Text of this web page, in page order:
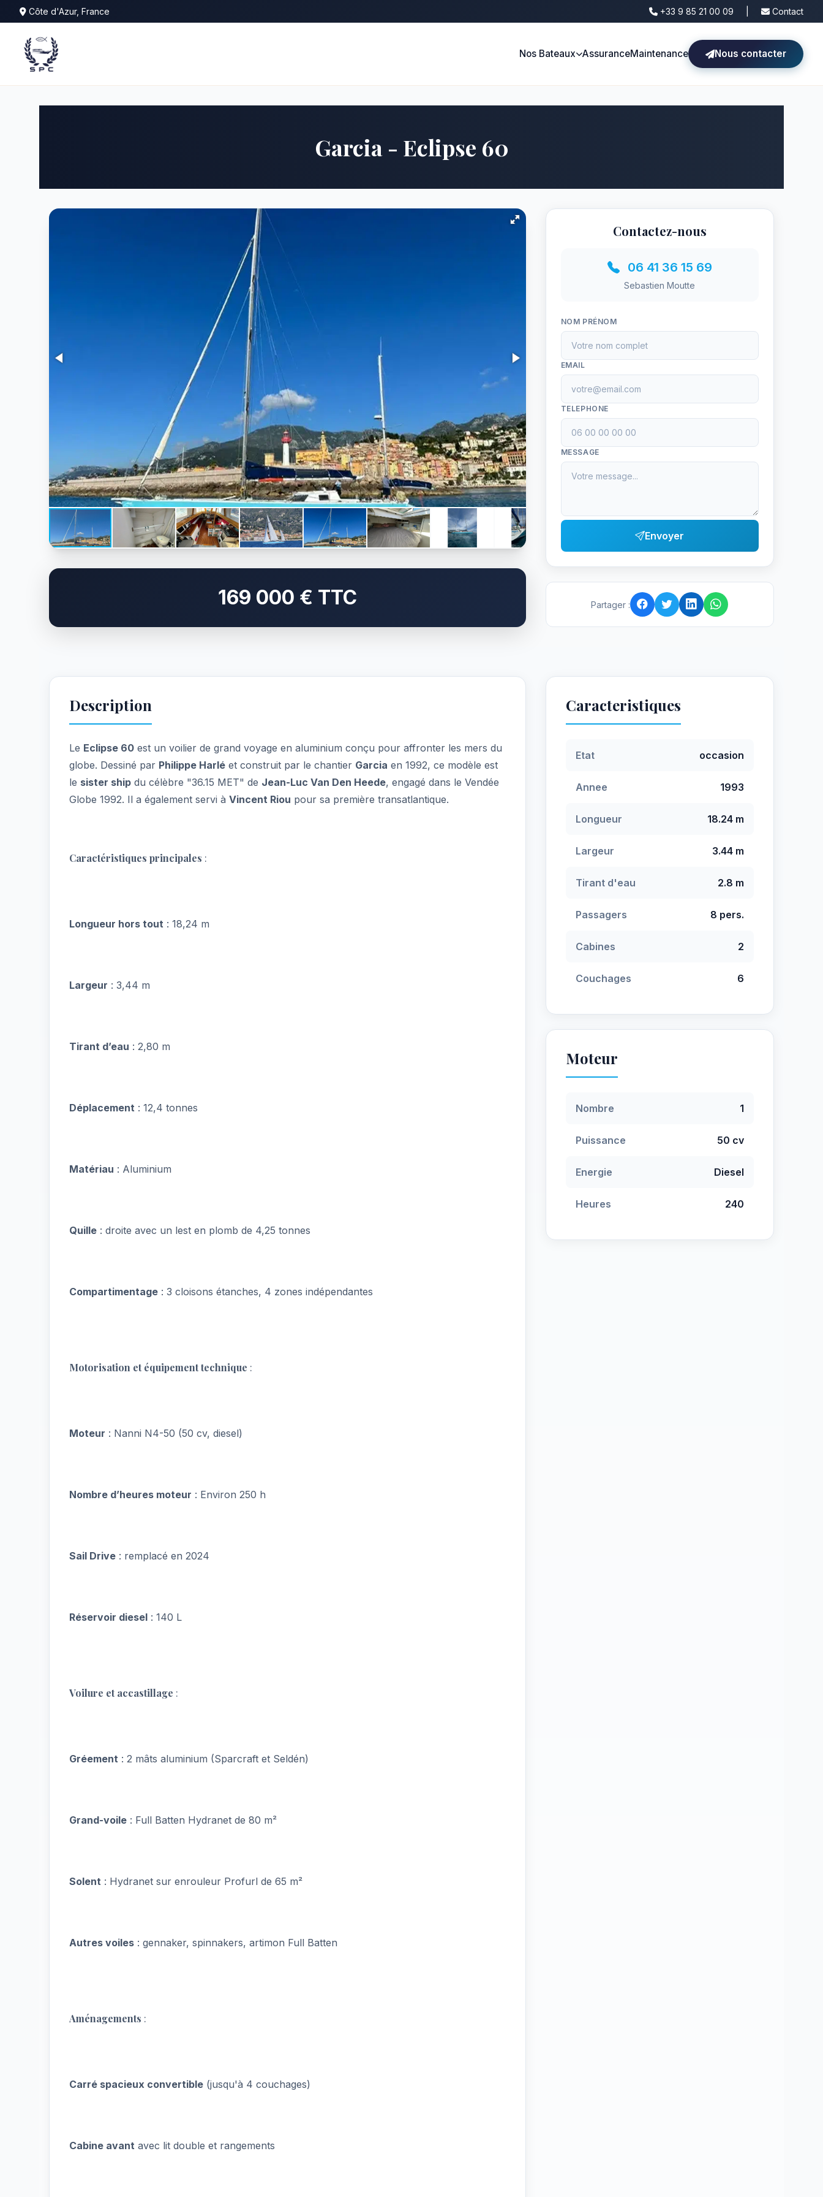
Côte d'Azur, France +33 9 85 21 00 09 Contact
Nos Bateaux AssuranceMaintenance Nous contacter
Garcia - Eclipse 60
169 000 € TTC
Contactez-nous
06 41 36 15 69
Sebastien Moutte
NOM PRÉNOM
EMAIL
TELEPHONE
MESSAGE
Envoyer
Partager :
Description
Le Eclipse 60 est un voilier de grand voyage en aluminium conçu pour affronter les mers du
globe. Dessiné par Philippe Harlé et construit par le chantier Garcia en 1992, ce modèle est
le sister ship du célèbre "36.15 MET" de Jean-Luc Van Den Heede, engagé dans le Vendée
Globe 1992. Il a également servi à Vincent Riou pour sa première transatlantique.
Caractéristiques principales :
Longueur hors tout : 18,24 m
Largeur : 3,44 m
Tirant d’eau : 2,80 m
Déplacement : 12,4 tonnes
Matériau : Aluminium
Quille : droite avec un lest en plomb de 4,25 tonnes
Compartimentage : 3 cloisons étanches, 4 zones indépendantes
Motorisation et équipement technique :
Moteur : Nanni N4-50 (50 cv, diesel)
Nombre d’heures moteur : Environ 250 h
Sail Drive : remplacé en 2024
Réservoir diesel : 140 L
Voilure et accastillage :
Gréement : 2 mâts aluminium (Sparcraft et Seldén)
Grand-voile : Full Batten Hydranet de 80 m²
Solent : Hydranet sur enrouleur Profurl de 65 m²
Autres voiles : gennaker, spinnakers, artimon Full Batten
Aménagements :
Carré spacieux convertible (jusqu'à 4 couchages)
Cabine avant avec lit double et rangements
Caracteristiques
Etat occasion
Annee 1993
Longueur 18.24 m
Largeur 3.44 m
Tirant d'eau 2.8 m
Passagers 8 pers.
Cabines 2
Couchages 6
Moteur
Nombre 1
Puissance 50 cv
Energie Diesel
Heures 240